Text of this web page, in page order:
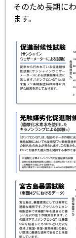
そのため長期に
ます。